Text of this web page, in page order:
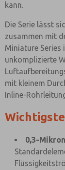
kann.
Die Serie lässt
zusammen mit
Miniature Series
unkomplizierte
mit kleinem
Inline-
0,3-